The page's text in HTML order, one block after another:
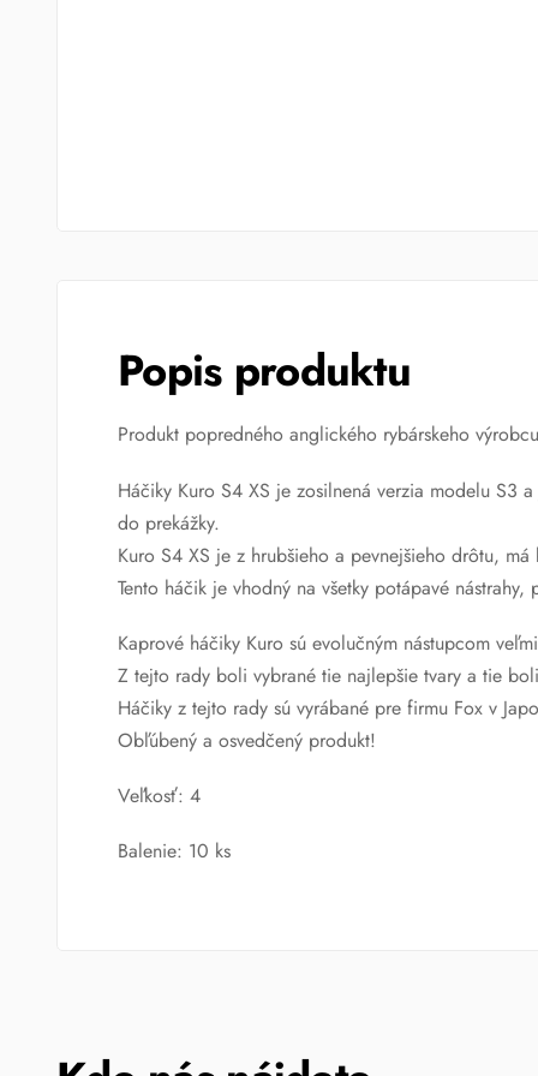
Popis produktu
Produkt popredného anglického rybárskeho
Háčiky Kuro S4 XS je zosilnená verzia modelu
do prekážky.
Kuro S4 XS je z hrubšieho a pevnejšieho drôtu,
Tento háčik je vhodný na všetky potápavé
Kaprové háčiky Kuro sú evolučným nástupcom
Z tejto rady boli vybrané tie najlepšie tvary a tie
Háčiky z tejto rady sú vyrábané pre firmu Fox v
Obľúbený a osvedčený produkt!
Veľkosť: 4
Balenie: 10 ks